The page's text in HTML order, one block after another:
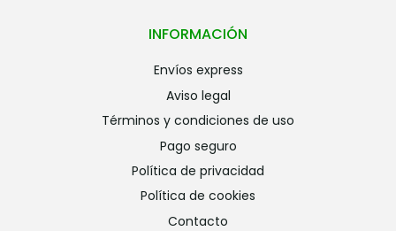
INFORMACIÓN
envíos express
aviso legal
términos y condiciones de uso
pago seguro
política de privacidad
política de cookies
contacto